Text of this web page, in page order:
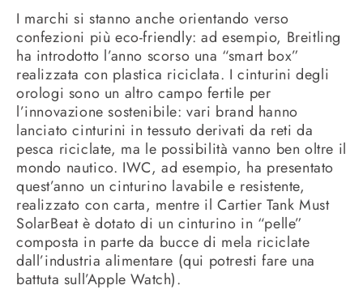
I marchi si stanno anche orientando verso
confezioni più eco-friendly: ad esempio, Breitling
ha introdotto l’anno scorso una “smart box”
realizzata con plastica riciclata. I cinturini degli
orologi sono un altro campo fertile per
l’innovazione sostenibile: vari brand hanno
lanciato cinturini in tessuto derivati da reti da
pesca riciclate, ma le possibilità vanno ben oltre il
mondo nautico. IWC, ad esempio, ha presentato
quest’anno un cinturino lavabile e resistente,
realizzato con carta, mentre il Cartier Tank Must
SolarBeat è dotato di un cinturino in “pelle”
composta in parte da bucce di mela riciclate
dall’industria alimentare (qui potresti fare una
battuta sull’Apple Watch).